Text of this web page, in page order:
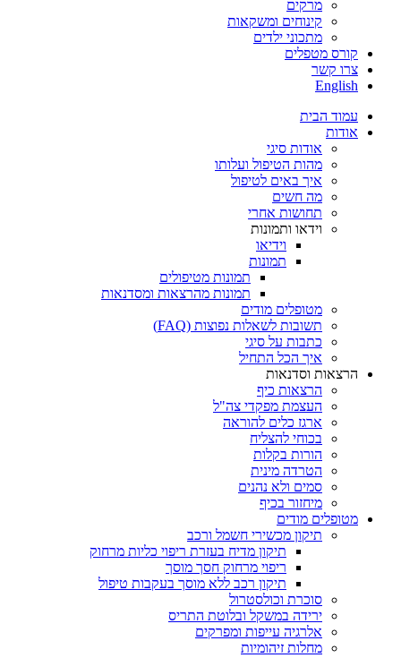
מרקים
קינוחים ומשקאות
מתכוני ילדים
קורס מטפלים
צרו קשר
English
עמוד הבית
אודות
אודות סיגי
מהות הטיפול ועלותו
איך באים לטיפול
מה חשים
תחושות אחרי
וידאו ותמונות
וידיאו
תמונות
תמונות מטיפולים
תמונות מהרצאות ומסדנאות
מטופלים מודים
תשובות לשאלות נפוצות (FAQ)
כתבות על סיגי
איך הכל התחיל
הרצאות וסדנאות
הרצאות כיף
העצמת מפקדי צה"ל
ארגז כלים להוראה
בכוחי להצליח
הורות בקלות
הטרדה מינית
סמים ולא נהנים
מיחזור בכיף
מטופלים מודים
תיקון מכשירי חשמל ורכב
תיקון מדיח בעזרת ריפוי כליות מרחוק
ריפוי מרחוק חסך מוסך
תיקון רכב ללא מוסך בעקבות טיפול
סוכרת וכולסטרול
ירידה במשקל ובלוטת התריס
אלרגיה עייפות ומפרקים
מחלות זיהומיות